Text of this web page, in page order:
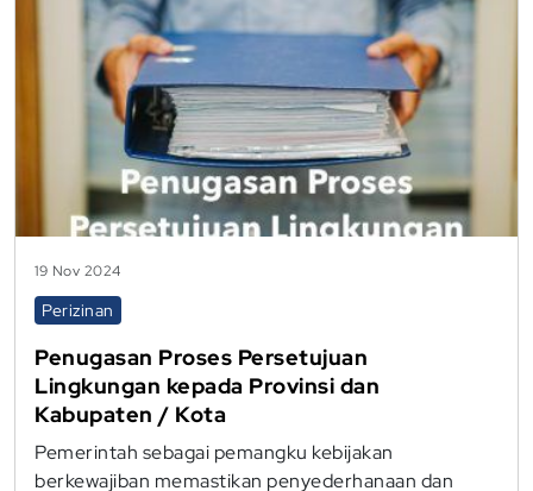
19 Nov 2024
Perizinan
Penugasan Proses Persetujuan
Lingkungan kepada Provinsi dan
Kabupaten / Kota
Pemerintah sebagai pemangku kebijakan
berkewajiban memastikan penyederhanaan dan